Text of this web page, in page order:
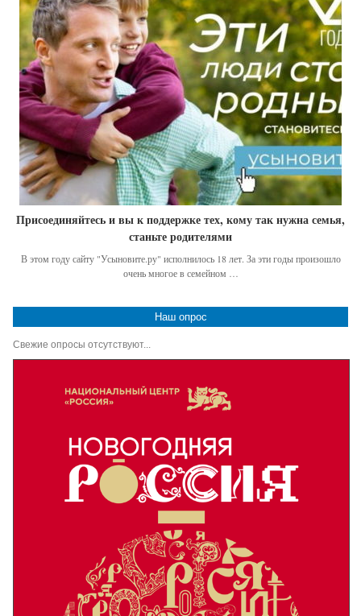
Присоединяйтесь и вы к поддержке тех, кому так нужна семья,
станьте родителями
В этом году сайту "Усыновите.ру" исполнилось 18 лет. За эти годы произошло
очень многое в семейном …
Наш опрос
Свежие опросы отсутствуют...